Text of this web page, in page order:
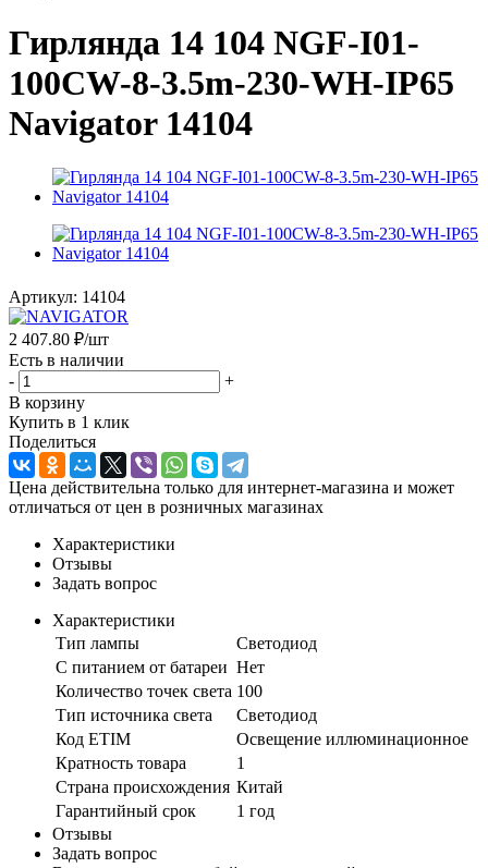
Гирлянда 14 104 NGF-I01-
100CW-8-3.5m-230-WH-IP65
Navigator 14104
Артикул: 14104
2 407.80 ₽/шт
Есть в наличии
-
+
В корзину
Купить в 1 клик
Поделиться
Цена действительна только для интернет-магазина и может
отличаться от цен в розничных магазинах
Характеристики
Отзывы
Задать вопрос
Характеристики
Тип лампы
Светодиод
С питанием от батареи Нет
Количество точек света 100
Тип источника света
Светодиод
Код ETIM
Освещение иллюминационное
Кратность товара
1
Страна происхождения Китай
Гарантийный срок
1 год
Отзывы
Задать вопрос